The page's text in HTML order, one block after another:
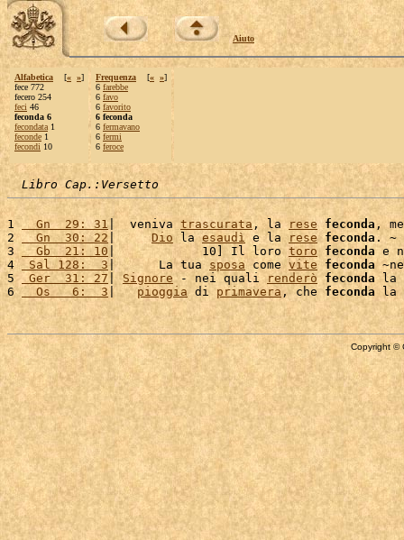
Aiuto
Alfabetica [« »]
fece 772
fecero 254
feci 46
feconda 6
fecondata 1
feconde 1
fecondi 10
Frequenza [« »]
6 farebbe
6 favo
6 favorito
6 feconda
6 fermavano
6 fermi
6 feroce
Libro Cap.:Versetto
1
  Gn  29: 31
|  veniva trascurata , la rese feconda ,
2
  Gn  30: 22
| Dio la esaudì e la rese feconda . ~
3
  Gb  21: 10
|            10] Il loro toro feconda e
4
Sal 128:  3|      La tua sposa come vite feconda
5 Ger  31: 27 | Signore - nei quali renderò feconda la
6
  Os   6:  3
| pioggia di primavera , che feconda la
Copyright ©